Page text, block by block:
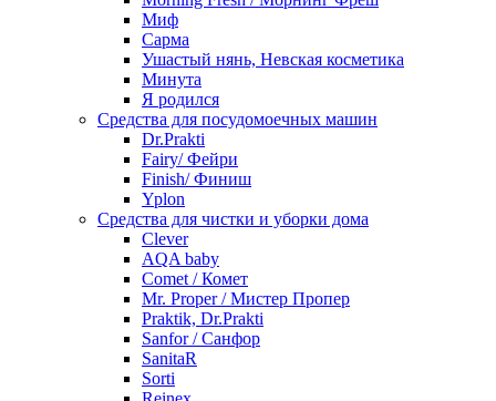
Миф
Сарма
Ушастый нянь, Невская косметика
Минута
Я родился
Средства для посудомоечных машин
Dr.Prakti
Fairy/ Фейри
Finish/ Финиш
Yplon
Средства для чистки и уборки дома
Clever
AQA baby
Comet / Комет
Mr. Proper / Мистер Пропер
Praktik, Dr.Prakti
Sanfor / Санфор
SanitaR
Sorti